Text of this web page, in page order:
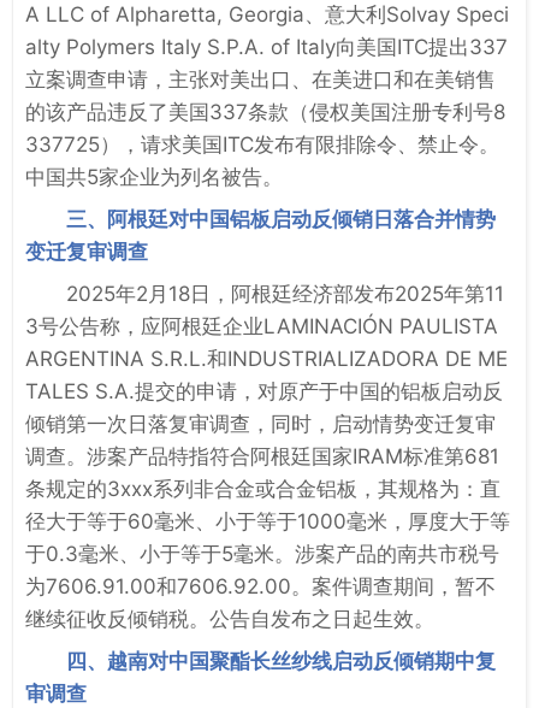
A LLC of Alpharetta, Georgia、意大利Solvay Speci
alty Polymers Italy S.P.A. of Italy向美国ITC提出337
立案调查申请，主张对美出口、在美进口和在美销售
的该产品违反了美国337条款（侵权美国注册专利号8
337725），请求美国ITC发布有限排除令、禁止令。
中国共5家企业为列名被告。
三、阿根廷对中国铝板启动反倾销日落合并情势
变迁复审调查
2025年2月18日，阿根廷经济部发布2025年第11
3号公告称，应阿根廷企业LAMINACIÓN PAULISTA
ARGENTINA S.R.L.和INDUSTRIALIZADORA DE ME
TALES S.A.提交的申请，对原产于中国的铝板启动反
倾销第一次日落复审调查，同时，启动情势变迁复审
调查。涉案产品特指符合阿根廷国家IRAM标准第681
条规定的3xxx系列非合金或合金铝板，其规格为：直
径大于等于60毫米、小于等于1000毫米，厚度大于等
于0.3毫米、小于等于5毫米。涉案产品的南共市税号
为7606.91.00和7606.92.00。案件调查期间，暂不
继续征收反倾销税。公告自发布之日起生效。
四、越南对中国聚酯长丝纱线启动反倾销期中复
审调查